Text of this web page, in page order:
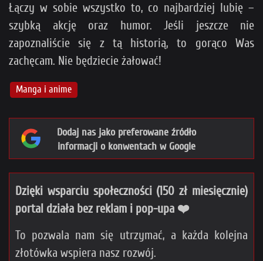
Łączy w sobie wszystko to, co najbardziej lubię –
szybką akcję oraz humor. Jeśli jeszcze nie
zapoznaliście się z tą historią, to gorąco Was
zachęcam. Nie będziecie żałować!
Manga i anime
Dodaj nas jako preferowane źródło
informacji o konwentach w Google
Dzięki wsparciu społeczności (150 zł miesięcznie)
portal działa bez reklam i pop-upa ❤️
To pozwala nam się utrzymać, a każda kolejna
złotówka wspiera nasz rozwój.